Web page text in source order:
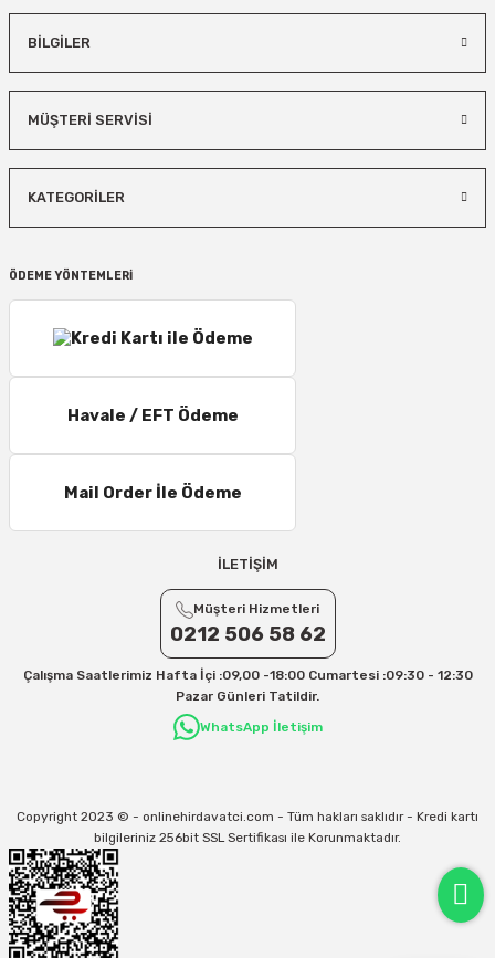
BİLGİLER
MÜŞTERİ SERVİSİ
KATEGORİLER
ÖDEME YÖNTEMLERİ
Havale / EFT Ödeme
Mail Order İle Ödeme
İLETİŞİM
Müşteri Hizmetleri
0212 506 58 62
Çalışma Saatlerimiz Hafta İçi :09,00 -18:00 Cumartesi :09:30 - 12:30
Pazar Günleri Tatildir.
WhatsApp İletişim
Copyright 2023 © - onlinehirdavatci.com - Tüm hakları saklıdır - Kredi kartı
bilgileriniz 256bit SSL Sertifikası ile Korunmaktadır.